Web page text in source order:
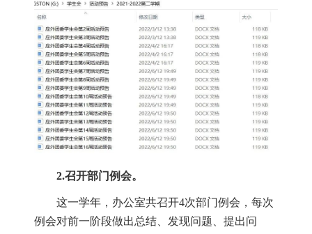
2.召开部门例会。
这一学年，办公室共召开4次部门例会，每次
例会对前一阶段做出总结、发现问题、提出问